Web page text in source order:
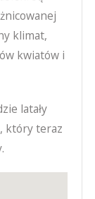
klimat,
kwiatów i
latały
który teraz